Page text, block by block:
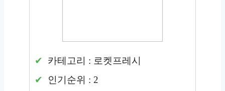
카테고리 : 로켓프레시
인기순위 : 2